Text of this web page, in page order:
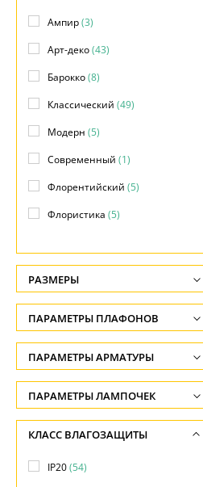
Ампир(3)
Арт-деко(43)
Барокко(8)
Классический (49)
Модерн (5)
Современный (1)
Флорентийский (5)
Флористика (5)
РАЗМЕРЫ
Высота, см
-
Ширина, см
-
Диаметр, см
-
Длина, см
ПАРАМЕТРЫ ПЛАФОНОВ
ФОРМА ПЛАФОНА
Абажур(7)
Без плафона(20)
Декоративный(6)
Конус(10)
ПАРАМЕТРЫ АРМАТУРЫ
ЦВЕТ АРМАТУРЫ
Бежевый(2)
ПАРАМЕТРЫ ЛАМПОЧЕК
Количество ламп
-
Общая мощность ламп
КЛАСС ВЛАГОЗАЩИТЫ
IP20(54)